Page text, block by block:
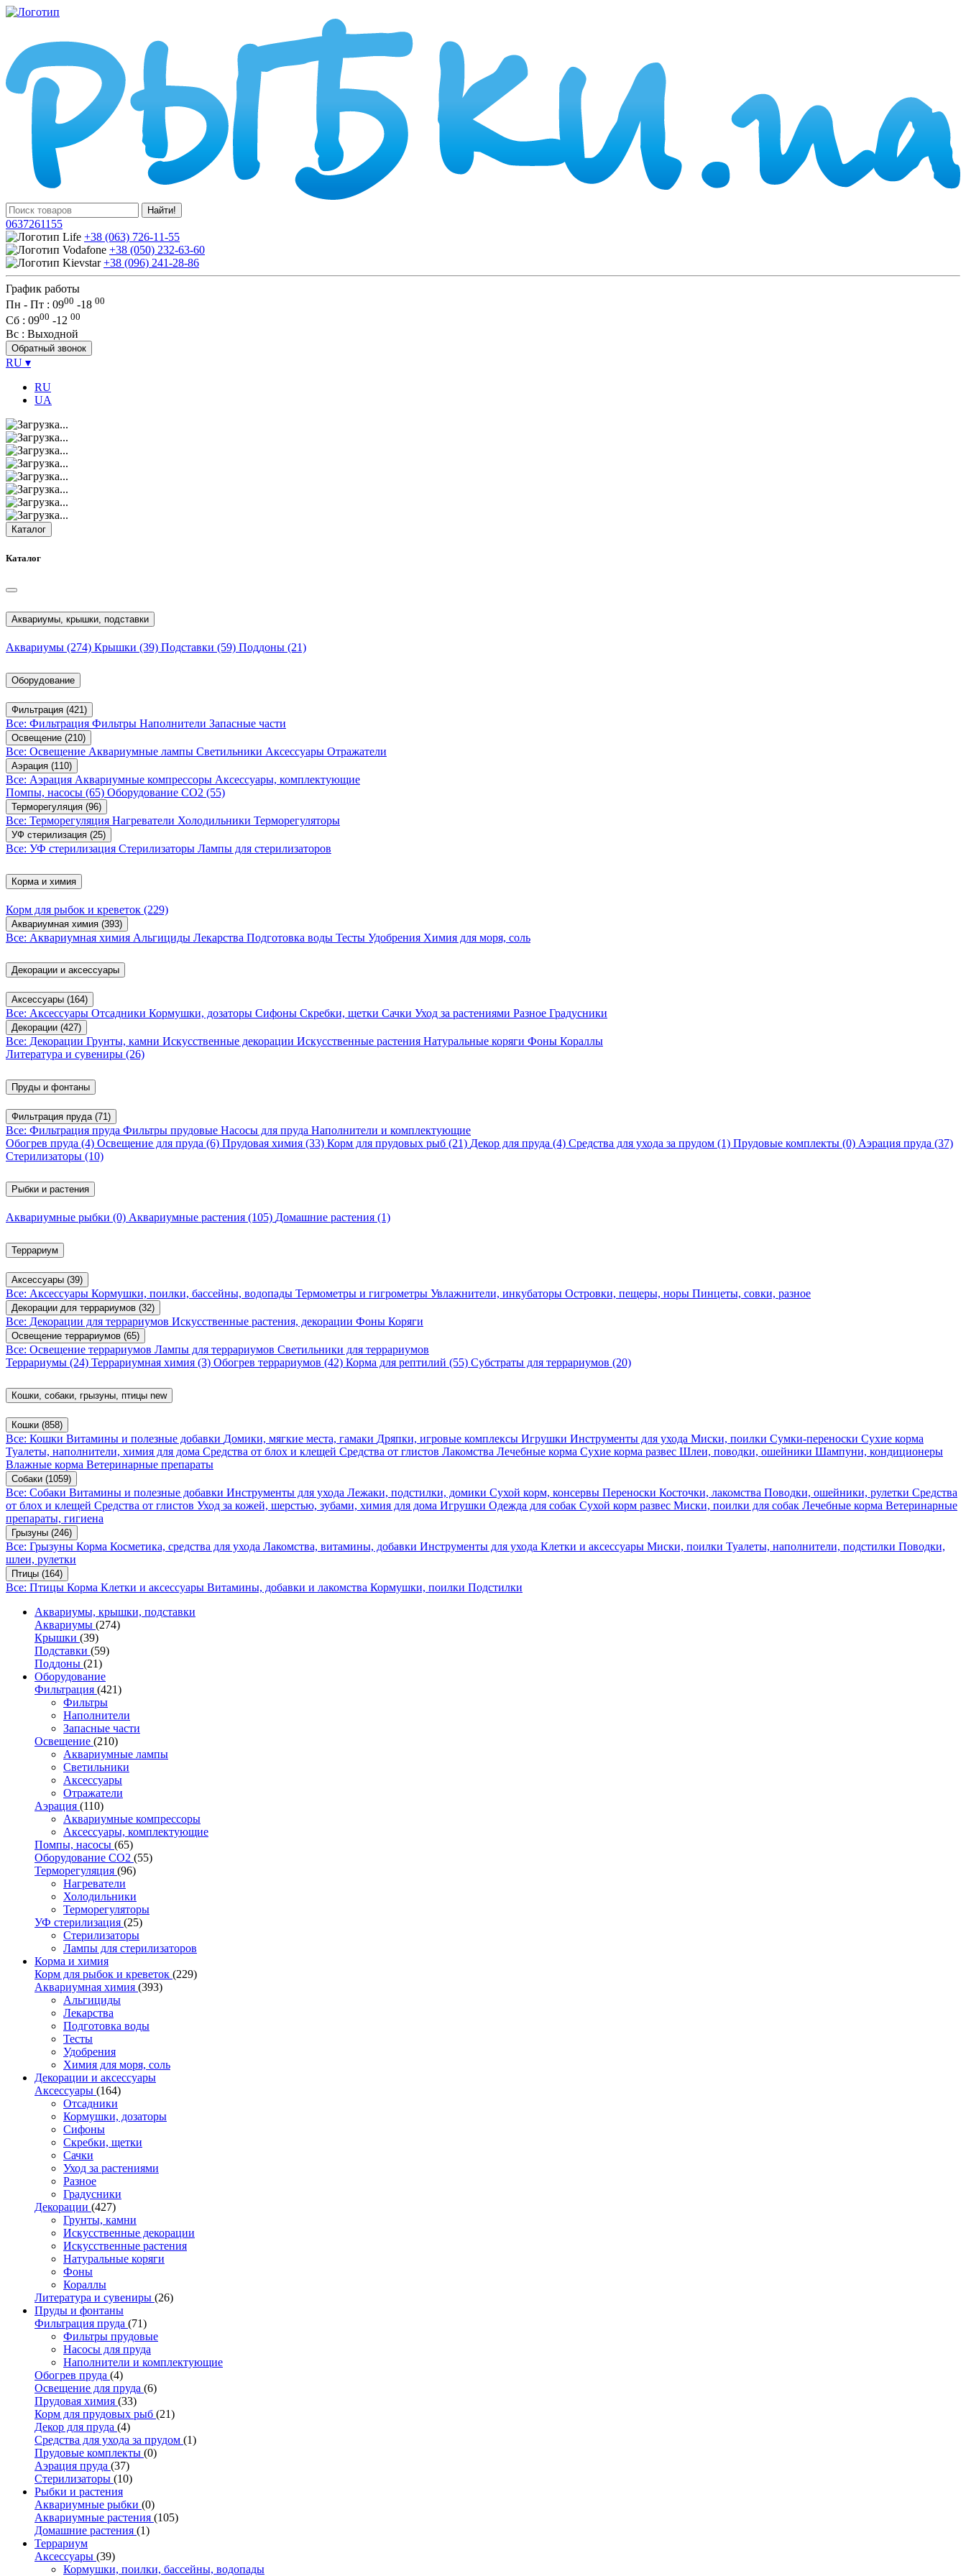
Найти!
0637261155
+38 (063) 726-11-55
+38 (050) 232-63-60
+38 (096) 241-28-86
График работы
Пн - Пт : 0900 -18 00
Сб : 0900 -12 00
Вс : Выходной
Обратный звонок
RU ▾
RU
UA
Каталог
Каталог
Аквариумы, крышки, подставки
Аквариумы (274) Крышки (39) Подставки (59) Поддоны (21)
Оборудование
Фильтрация (421)
Все: Фильтрация Фильтры Наполнители Запасные части
Освещение (210)
Все: Освещение Аквариумные лампы Светильники Аксессуары Отражатели
Аэрация (110)
Все: Аэрация Аквариумные компрессоры Аксессуары, комплектующие
Помпы, насосы (65) Оборудование CO2 (55)
Терморегуляция (96)
Все: Терморегуляция Нагреватели Холодильники Терморегуляторы
УФ стерилизация (25)
Все: УФ стерилизация Стерилизаторы Лампы для стерилизаторов
Корма и химия
Корм для рыбок и креветок (229)
Аквариумная химия (393)
Все: Аквариумная химия Альгициды Лекарства Подготовка воды Тесты Удобрения Химия для моря, соль
Декорации и аксессуары
Аксессуары (164)
Все: Аксессуары Отсадники Кормушки, дозаторы Сифоны Скребки, щетки Сачки Уход за растениями Разное Градусники
Декорации (427)
Все: Декорации Грунты, камни Искусственные декорации Искусственные растения Натуральные коряги Фоны Кораллы
Литература и сувениры (26)
Пруды и фонтаны
Фильтрация пруда (71)
Все: Фильтрация пруда Фильтры прудовые Насосы для пруда Наполнители и комплектующие
Обогрев пруда (4) Освещение для пруда (6) Прудовая химия (33) Корм для прудовых рыб (21) Декор для пруда (4) Средства для ухода за прудом (1) Прудовые комплекты (0) Аэрация пруда (37)
Стерилизаторы (10)
Рыбки и растения
Аквариумные рыбки (0) Аквариумные растения (105) Домашние растения (1)
Террариум
Аксессуары (39)
Все: Аксессуары Кормушки, поилки, бассейны, водопады Термометры и гигрометры Увлажнители, инкубаторы Островки, пещеры, норы Пинцеты, совки, разное
Декорации для террариумов (32)
Все: Декорации для террариумов Искусственные растения, декорации Фоны Коряги
Освещение террариумов (65)
Все: Освещение террариумов Лампы для террариумов Светильники для террариумов
Террариумы (24) Террариумная химия (3) Обогрев террариумов (42) Корма для рептилий (55) Субстраты для террариумов (20)
Кошки, собаки, грызуны, птицы new
Кошки (858)
Все: Кошки Витамины и полезные добавки Домики, мягкие места, гамаки Дряпки, игровые комплексы Игрушки Инструменты для ухода Миски, поилки Сумки-переноски Сухие корма
Туалеты, наполнители, химия для дома Средства от блох и клещей Средства от глистов Лакомства Лечебные корма Сухие корма развес Шлеи, поводки, ошейники Шампуни, кондиционеры
Влажные корма Ветеринарные препараты
Собаки (1059)
Все: Собаки Витамины и полезные добавки Инструменты для ухода Лежаки, подстилки, домики Сухой корм, консервы Переноски Косточки, лакомства Поводки, ошейники, рулетки Средства
от блох и клещей Средства от глистов Уход за кожей, шерстью, зубами, химия для дома Игрушки Одежда для собак Сухой корм развес Миски, поилки для собак Лечебные корма Ветеринарные
препараты, гигиена
Грызуны (246)
Все: Грызуны Корма Косметика, средства для ухода Лакомства, витамины, добавки Инструменты для ухода Клетки и аксессуары Миски, поилки Туалеты, наполнители, подстилки Поводки,
шлеи, рулетки
Птицы (164)
Все: Птицы Корма Клетки и аксессуары Витамины, добавки и лакомства Кормушки, поилки Подстилки
Аквариумы, крышки, подставки
Аквариумы (274)
Крышки (39)
Подставки (59)
Поддоны (21)
Оборудование
Фильтрация (421)
Фильтры
Наполнители
Запасные части
Освещение (210)
Аквариумные лампы
Светильники
Аксессуары
Отражатели
Аэрация (110)
Аквариумные компрессоры
Аксессуары, комплектующие
Помпы, насосы (65)
Оборудование CO2 (55)
Терморегуляция (96)
Нагреватели
Холодильники
Терморегуляторы
УФ стерилизация (25)
Стерилизаторы
Лампы для стерилизаторов
Корма и химия
Корм для рыбок и креветок (229)
Аквариумная химия (393)
Альгициды
Лекарства
Подготовка воды
Тесты
Удобрения
Химия для моря, соль
Декорации и аксессуары
Аксессуары (164)
Отсадники
Кормушки, дозаторы
Сифоны
Скребки, щетки
Сачки
Уход за растениями
Разное
Градусники
Декорации (427)
Грунты, камни
Искусственные декорации
Искусственные растения
Натуральные коряги
Фоны
Кораллы
Литература и сувениры (26)
Пруды и фонтаны
Фильтрация пруда (71)
Фильтры прудовые
Насосы для пруда
Наполнители и комплектующие
Обогрев пруда (4)
Освещение для пруда (6)
Прудовая химия (33)
Корм для прудовых рыб (21)
Декор для пруда (4)
Средства для ухода за прудом (1)
Прудовые комплекты (0)
Аэрация пруда (37)
Стерилизаторы (10)
Рыбки и растения
Аквариумные рыбки (0)
Аквариумные растения (105)
Домашние растения (1)
Террариум
Аксессуары (39)
Кормушки, поилки, бассейны, водопады